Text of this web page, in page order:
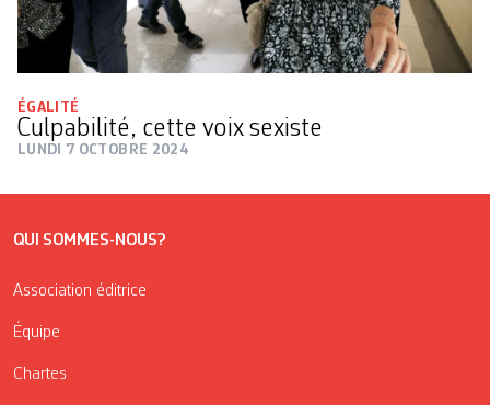
ÉGALITÉ
Culpabilité, cette voix sexiste
LUNDI 7 OCTOBRE 2024
QUI SOMMES-NOUS?
Association éditrice
Équipe
Chartes